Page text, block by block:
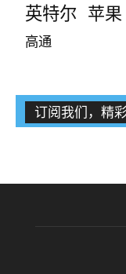
英特尔 苹果
高通
订阅我们，精